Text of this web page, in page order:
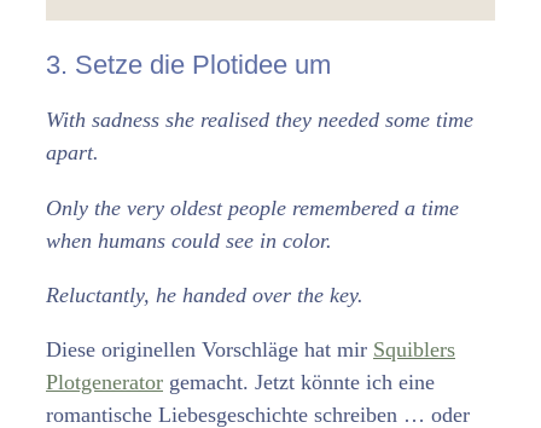
3. Setze die Plotidee um
With sadness she realised they needed some time
apart.
Only the very oldest people remembered a time
when humans could see in color.
Reluctantly, he handed over the key.
Diese originellen Vorschläge hat mir Squiblers
Plotgenerator gemacht. Jetzt könnte ich eine
romantische Liebesgeschichte schreiben … oder